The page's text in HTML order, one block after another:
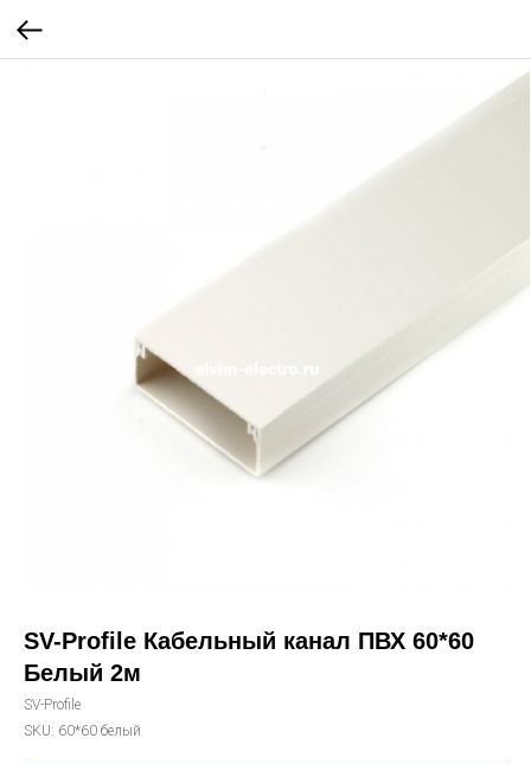
SV-Profile Кабельный канал ПВХ 60*60
Белый 2м
SV-Profile
SKU: 60*60 белый